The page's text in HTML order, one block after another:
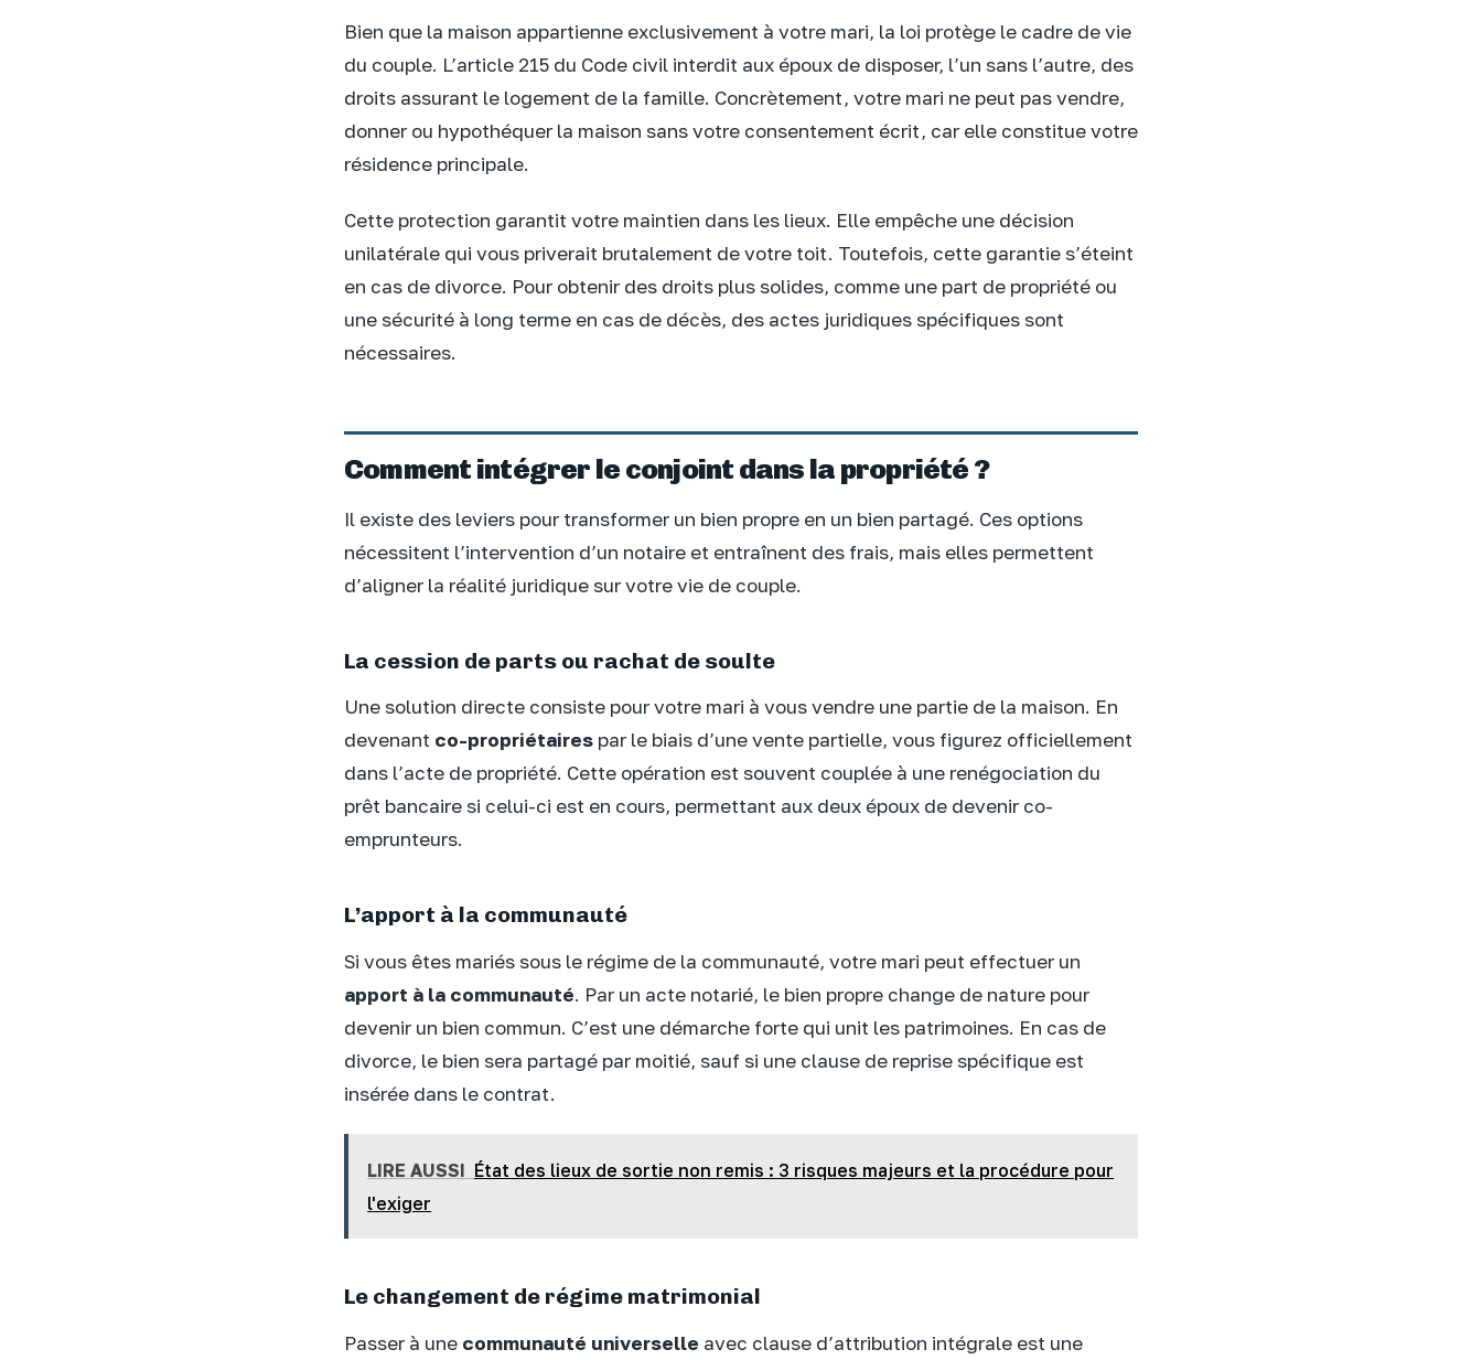
Bien que la maison appartienne exclusivement à votre mari, la loi protège le cadre de vie
du couple. L’article 215 du Code civil interdit aux époux de disposer, l’un sans l’autre, des
droits assurant le logement de la famille. Concrètement, votre mari ne peut pas vendre,
donner ou hypothéquer la maison sans votre consentement écrit, car elle constitue votre
résidence principale.
Cette protection garantit votre maintien dans les lieux. Elle empêche une décision
unilatérale qui vous priverait brutalement de votre toit. Toutefois, cette garantie s’éteint
en cas de divorce. Pour obtenir des droits plus solides, comme une part de propriété ou
une sécurité à long terme en cas de décès, des actes juridiques spécifiques sont
nécessaires.
Comment intégrer le conjoint dans la propriété ?
Il existe des leviers pour transformer un bien propre en un bien partagé. Ces options
nécessitent l’intervention d’un notaire et entraînent des frais, mais elles permettent
d’aligner la réalité juridique sur votre vie de couple.
La cession de parts ou rachat de soulte
Une solution directe consiste pour votre mari à vous vendre une partie de la maison. En
devenant co-propriétaires par le biais d’une vente partielle, vous figurez officiellement
dans l’acte de propriété. Cette opération est souvent couplée à une renégociation du
prêt bancaire si celui-ci est en cours, permettant aux deux époux de devenir co-
emprunteurs.
L’apport à la communauté
Si vous êtes mariés sous le régime de la communauté, votre mari peut effectuer un
apport à la communauté. Par un acte notarié, le bien propre change de nature pour
devenir un bien commun. C’est une démarche forte qui unit les patrimoines. En cas de
divorce, le bien sera partagé par moitié, sauf si une clause de reprise spécifique est
insérée dans le contrat.
LIRE AUSSI État des lieux de sortie non remis : 3 risques majeurs et la procédure pour
l'exiger
Le changement de régime matrimonial
Passer à une communauté universelle avec clause d’attribution intégrale est une